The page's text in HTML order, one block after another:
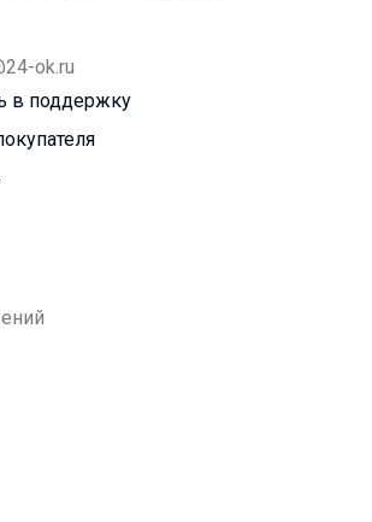
ok.ru
в поддержку